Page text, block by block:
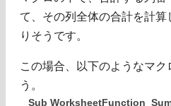
て、その列全体の合計を計
りそうです。
この場合、以下のようなマク
う。
Sub